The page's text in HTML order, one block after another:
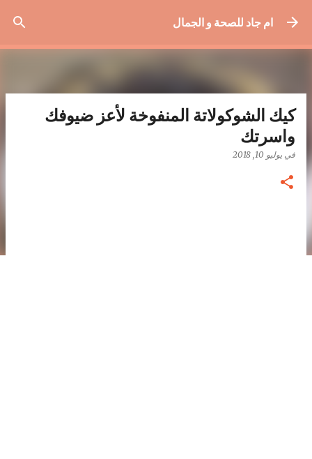
التخطي إلى المحتوى الرئيسيام جاد للصحة و الجمال
كيك الشوكولاتة المنفوخة لأعز ضيوفك
واسرتك
في يوليو 10, 2018